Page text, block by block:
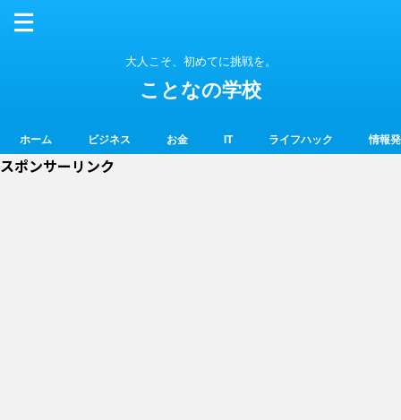
大人こそ、初めてに挑戦を。
ことなの学校
ホーム ビジネス お金 IT ライフハック 情報
スポンサーリンク